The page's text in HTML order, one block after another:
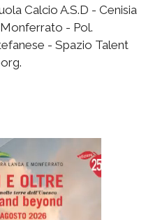
Calcio A.S.D - Cenisia
- Pol.
- Spazio Talent